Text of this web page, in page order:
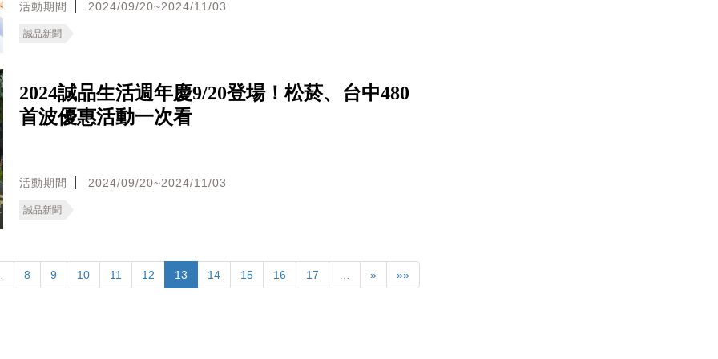
活動期間 2024/09/20~2024/11/03
誠品新聞
2024誠品生活週年慶9/20登場！松菸、台中480
首波優惠活動一次看
活動期間 2024/09/20~2024/11/03
誠品新聞
8 9 10 11 12 13 14 15 16 17 » »»